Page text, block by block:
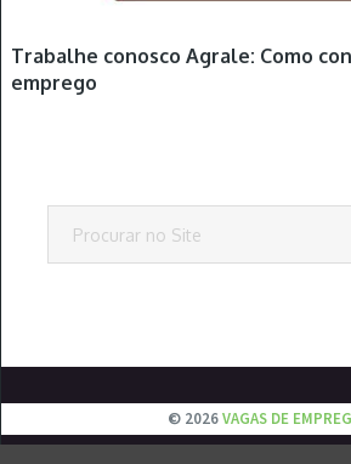
Trabalhe conosco Agrale: Como
emprego
© 2026VAGAS DE